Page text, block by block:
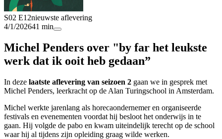
S02 E12nieuwste aflevering
4/1/202641 min
Michel Penders over "by far het leukste
werk dat ik ooit heb gedaan”
In deze laatste aflevering van seizoen 2 gaan we in gesprek met
Michel Penders, leerkracht op de Alan Turingschool in Amsterdam.
Michel werkte jarenlang als horecaondernemer en organiseerde
festivals en evenementen voordat hij besloot het onderwijs in te
gaan. Hij volgde de pabo en kwam uiteindelijk terecht op de school
waar hij al tijdens zijn opleiding graag wilde werken.